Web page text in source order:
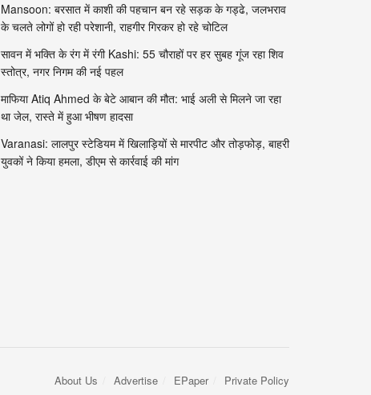
Mansoon: बरसात में काशी की पहचान बन रहे सड़क के गड्ढे, जलभराव
के चलते लोगों हो रही परेशानी, राहगीर गिरकर हो रहे चोटिल
सावन में भक्ति के रंग में रंगी Kashi: 55 चौराहों पर हर सुबह गूंज रहा शिव
स्तोत्र, नगर निगम की नई पहल
माफिया Atiq Ahmed के बेटे आबान की मौत: भाई अली से मिलने जा रहा
था जेल, रास्ते में हुआ भीषण हादसा
Varanasi: लालपुर स्टेडियम में खिलाड़ियों से मारपीट और तोड़फोड़, बाहरी
युवकों ने किया हमला, डीएम से कार्रवाई की मांग
About Us Advertise EPaper Private Policy